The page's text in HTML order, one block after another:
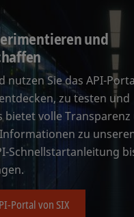
und
nutzen Sie das API-
zu testen und
bietet volle
zu
Schnellstartanleitung
Portal von SIX